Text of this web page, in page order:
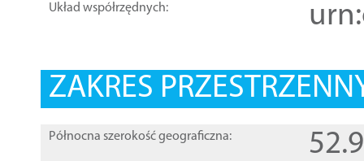
Układ współrzędnych:
ZAKRES
Północna szerokość geograficzna: